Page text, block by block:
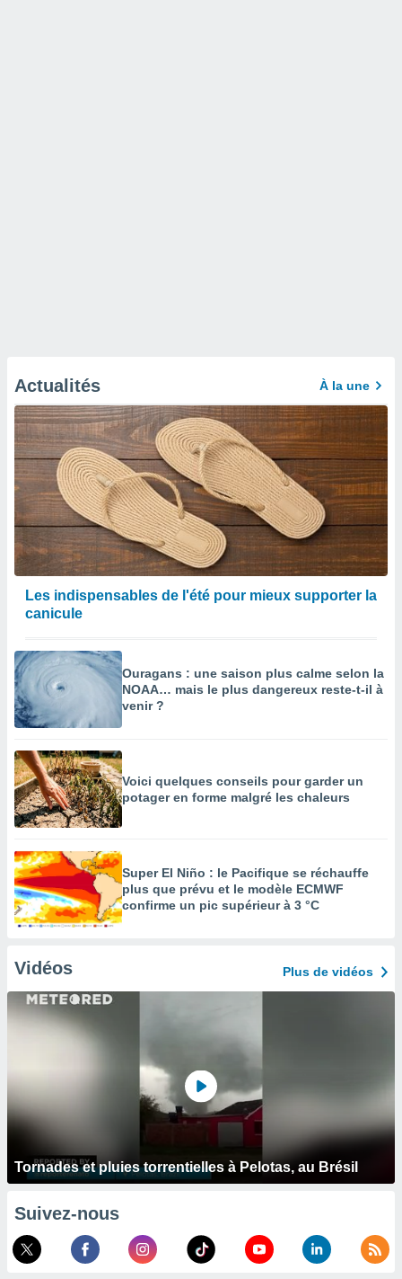
Actualités À la une
Les indispensables de l'été pour mieux supporter la
canicule
Ouragans : une saison plus calme selon la
NOAA… mais le plus dangereux reste-t-il à
venir ?
Voici quelques conseils pour garder un
potager en forme malgré les chaleurs
Super El Niño : le Pacifique se réchauffe
plus que prévu et le modèle ECMWF
confirme un pic supérieur à 3 °C
Vidéos Plus de vidéos
Tornades et pluies torrentielles à Pelotas, au Brésil
Suivez-nous